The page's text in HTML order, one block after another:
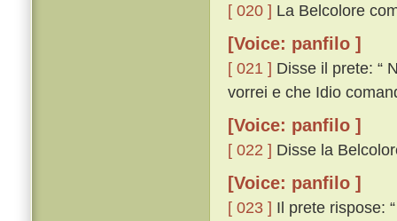
[ 020 ] La Belcolore
[Voice: panfilo ]
[ 021 ] Disse il prete: “
vorrei e che Idio
[Voice: panfilo ]
[ 022 ] Disse la
[Voice: panfilo ]
[ 023 ] Il prete rispose: